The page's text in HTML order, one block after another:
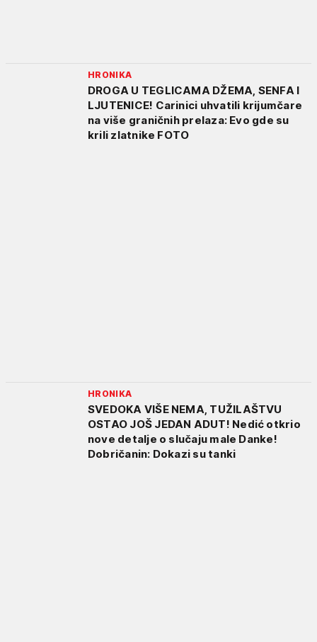
HRONIKA
DROGA U TEGLICAMA DŽEMA, SENFA I
LJUTENICE! Carinici uhvatili krijumčare
na više graničnih prelaza: Evo gde su
krili zlatnike FOTO
HRONIKA
SVEDOKA VIŠE NEMA, TUŽILAŠTVU
OSTAO JOŠ JEDAN ADUT! Nedić otkrio
nove detalje o slučaju male Danke!
Dobričanin: Dokazi su tanki